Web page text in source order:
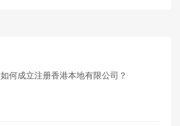
如何成立注册香港本地有限公司？